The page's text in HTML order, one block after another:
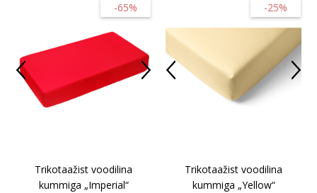
-65%
Trikotaažist voodilina
kummiga „Imperial“
-25%
Trikotaažist voodilina
kummiga „Yellow“